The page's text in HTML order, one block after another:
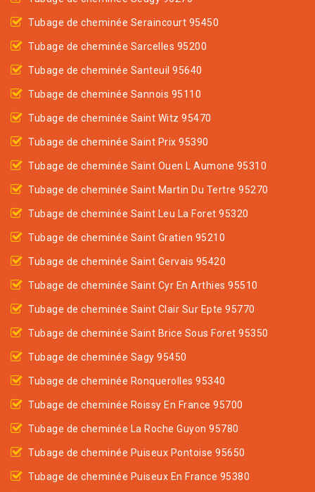
Tubage de cheminée Seraincourt 95450
Tubage de cheminée Sarcelles 95200
Tubage de cheminée Santeuil 95640
Tubage de cheminée Sannois 95110
Tubage de cheminée Saint Witz 95470
Tubage de cheminée Saint Prix 95390
Tubage de cheminée Saint Ouen L Aumone 95310
Tubage de cheminée Saint Martin Du Tertre 95270
Tubage de cheminée Saint Leu La Foret 95320
Tubage de cheminée Saint Gratien 95210
Tubage de cheminée Saint Gervais 95420
Tubage de cheminée Saint Cyr En Arthies 95510
Tubage de cheminée Saint Clair Sur Epte 95770
Tubage de cheminée Saint Brice Sous Foret 95350
Tubage de cheminée Sagy 95450
Tubage de cheminée Ronquerolles 95340
Tubage de cheminée Roissy En France 95700
Tubage de cheminée La Roche Guyon 95780
Tubage de cheminée Puiseux Pontoise 95650
Tubage de cheminée Puiseux En France 95380